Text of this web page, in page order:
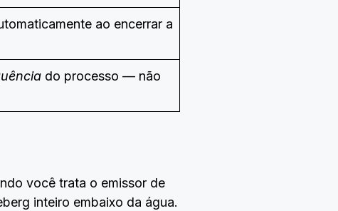
ao encerrar a
do processo — não
você trata o emissor de
inteiro embaixo da água.